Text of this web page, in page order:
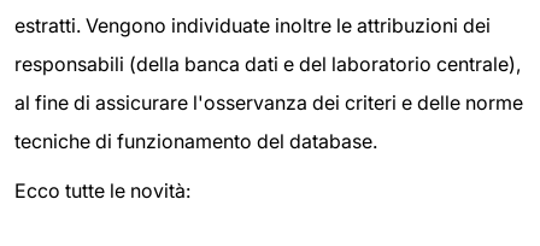
estratti. Vengono individuate inoltre le attribuzioni dei
responsabili (della banca dati e del laboratorio centrale),
al fine di assicurare l'osservanza dei criteri e delle norme
tecniche di funzionamento del database.
Ecco tutte le novità: